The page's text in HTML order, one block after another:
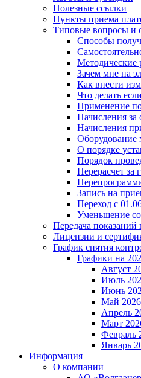
Полезные ссылки
Пункты приема
Типовые вопросы и
Способы
Методические
Зачем мне на
Как внести
Что делать
Применение
Начисления
Начисления
Оборудование
О порядке
Порядок
Перерасчет за
Запись на
Переход с
Уменьшение
Передача показаний
Лицензии и
График снятия
Графики на
Август
Июль
Июнь
Май 2026
Апрель
Март
Февраль
Январь
Информация
О компании